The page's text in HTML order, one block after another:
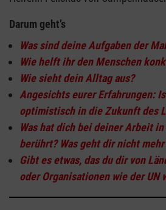
Darum geht’s
Was sind deine Aufgaben der
Wie helft ihr den Menschen
Wie sieht dein Alltag aus?
Angesichts eurer Erfahrungen:
optimistisch in die Zukunft des
Was hat dich bei deiner Arbeit
berührt? Was geht dir nicht
Gibt es etwas, das du dir von
oder Organisationen wie der UN